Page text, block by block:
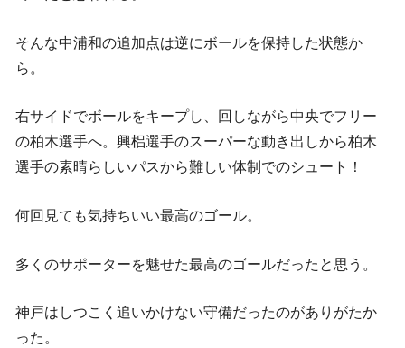
そんな中浦和の追加点は逆にボールを保持した状態か
ら。
右サイドでボールをキープし、回しながら中央でフリー
の柏木選手へ。興梠選手のスーパーな動き出しから柏木
選手の素晴らしいパスから難しい体制でのシュート！
何回見ても気持ちいい最高のゴール。
多くのサポーターを魅せた最高のゴールだったと思う。
神戸はしつこく追いかけない守備だったのがありがたか
った。